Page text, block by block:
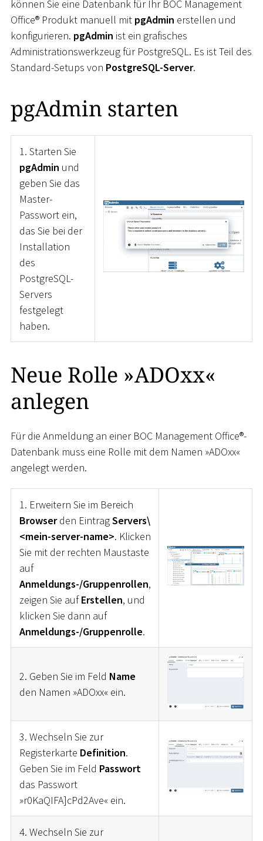
können Sie eine Datenbank für Ihr BOC Management
Office® Produkt manuell mit pgAdmin erstellen und
konfigurieren. pgAdmin ist ein grafisches
Administrationswerkzeug für PostgreSQL. Es ist Teil des
Standard-Setups von PostgreSQL-Server.
pgAdmin starten
1. Starten Sie
pgAdmin und
geben Sie das
Master-
Passwort ein,
das Sie bei der
Installation
des
PostgreSQL-
Servers
festgelegt
haben.
Neue Rolle »ADOxx«
anlegen
Für die Anmeldung an einer BOC Management Office®-
Datenbank muss eine Rolle mit dem Namen »ADOxx«
angelegt werden.
1. Erweitern Sie im Bereich
Browserden EintragServers\
<mein-server-name>. Klicken
Sie mit der rechten Maustaste
auf
Anmeldungs-/Gruppenrollen,
zeigen Sie aufErstellen, und
klicken Sie dann auf
Anmeldungs-/Gruppenrolle.
2. Geben Sie im Feld Name
den Namen »ADOxx« ein.
3. Wechseln Sie zur
Registerkarte Definition.
Geben Sie im Feld Passwort
das Passwort
»r0KaQIFA]cPd2Ave« ein.
4. Wechseln Sie zur